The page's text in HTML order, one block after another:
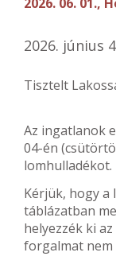
2026. június
Tisztelt
Az ingatlanok
04-én
lomhulladékot.
Kérjük, hogy a
táblázatban
helyezzék ki
forgalmat nem